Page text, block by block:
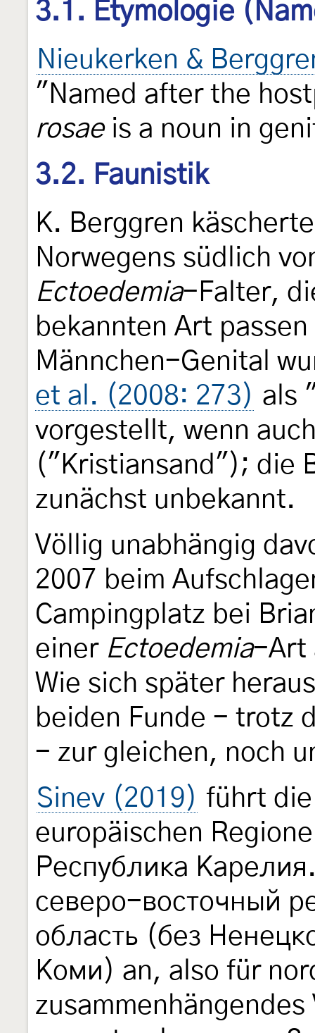
3.1. Etymologie
Nieukerken &
"Named after the
rosaeis a noun in
3.2. Faunistik
K. Berggren
Norwegens südlich
Ectoedemia-Falter,
bekannten Art
Männchen-Genital
et al. (2008: 273) als
vorgestellt, wenn
("Kristiansand"); die
zunächst unbekannt.
Völlig unabhängig
2007 beim
Campingplatz bei
einer Ectoedemia-Art
Wie sich später
beiden Funde - trotz
- zur gleichen, noch
Sinev (2019) führt
europäischen
Республика
северо-восточный
область (без
Коми) an, also für